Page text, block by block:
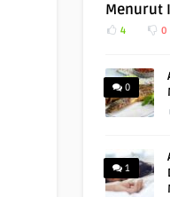
Menurut
4 0
0
1